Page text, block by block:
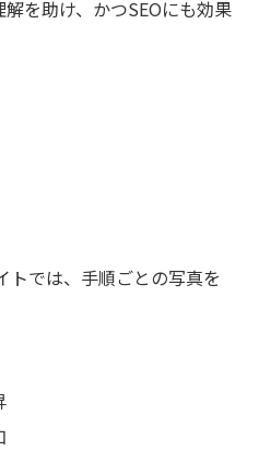
を助け、かつSEOにも効果
トでは、手順ごとの写真を